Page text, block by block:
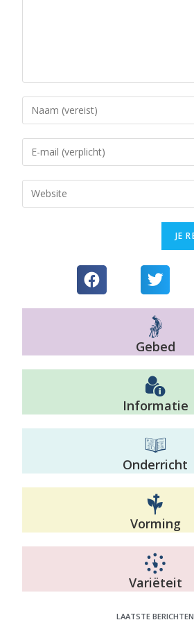
Gebed
Informatie
Onderricht
Vorming
Variëteit
LAATSTE BERICHTEN